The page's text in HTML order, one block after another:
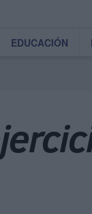
EDUCACIÓN